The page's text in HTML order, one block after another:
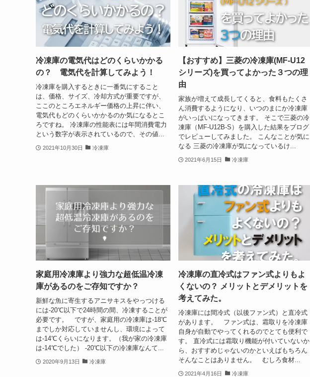
冷凍庫の電気代はどのくらいかかる
の？ 電気代を計算してみよう！
冷凍庫を購入するときに一番気にすること
は、価格、サイズ、冷却方式が重要ですが、
ここのところエネルギー価格の上昇に伴い、
電気代もどのくらいかかるのか気になるとこ
ろですね。 冷凍庫の性能表には年間消費電力
という数字が表示されているので、その値...
2021年10月30日 冷凍庫
【おすすめ】三菱の冷凍庫(MF-U12
シリーズ)を買ってよかった３つの理
由
家族が増えて成長してくると、食料もたくさ
ん消費するようになり、いつのまにか冷凍庫
がいっぱいになってきます。 そこで三菱の冷
凍庫（MF-U12B-S）を購入した結果をブログ
でレビューしてみました。 こんなことが気に
なる 三菱の冷凍庫が気になっているけ...
2021年6月15日 冷凍庫
家庭用冷凍庫より強力な超低温冷凍
庫があるのをご存知ですか？
新鮮な魚に寄生するアニサキスをやっつける
には-20℃以下で24時間の間、冷凍することが
必要です。 ですが、家庭用の冷凍庫は-18℃
までしか対応していませんし、環境によって
は-14℃くらいになります。（我が家の冷凍庫
は-14℃でした） -20℃以下の冷凍庫なんて...
2020年9月13日 冷凍庫
冷凍庫の直冷式はファン式よりもよ
くないの？ メリットとデメリットを
考えてみた。
冷凍庫には間冷式（以後ファン式）と直冷式
があります。 ファン式は、霜取りを冷凍庫
自身が自動でやってくれるのでとても便利で
す。 直冷式には霜取り機能が付いていないか
ら、おすすめじゃないのかといえばもちろん
そんなことはありません。 むしろ食材...
2021年4月16日 冷凍庫